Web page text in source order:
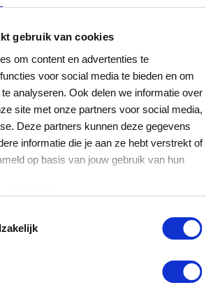
gebruik van cookies
om content en advertenties te
voor social media te bieden en om
analyseren. Ook delen we informatie over
site met onze partners voor social media,
Deze partners kunnen deze gegevens
informatie die je aan ze hebt verstrekt of
op basis van jouw gebruik van hun
142-a
3